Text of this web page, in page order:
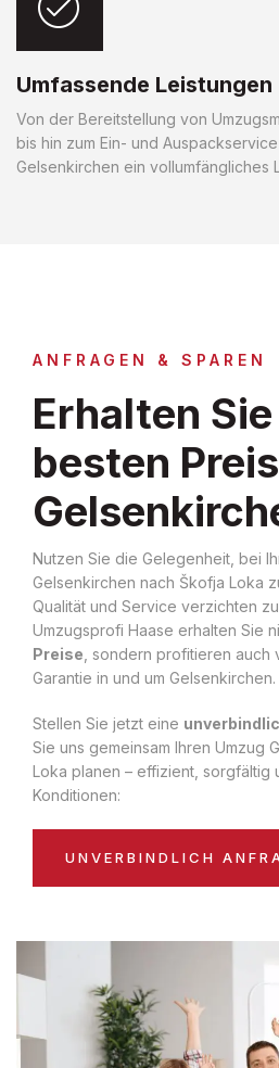
Umfassende Leistungen
Von der Bereitstellung von
bis hin zum Ein- und
Gelsenkirchen ein vollumfängliches
ANFRAGEN & SPAREN
Erhalten
besten
Nutzen Sie die Gelegenheit, bei
Gelsenkirchen nach Škofja Loka
Qualität und Service verzichten
Umzugsprofi Haase erhalten Sie
Preise , sondern profitieren
Garantie in und um Gelsenkirchen.
Stellen Sie jetzt eine
Sie uns gemeinsam Ihren Umzug
Loka planen – effizient, sorgfältig
Konditionen:
UNVERBINDLICH